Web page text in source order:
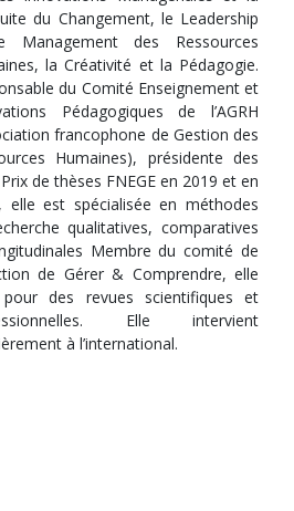
du Changement, le Leadership
des Ressources
la Créativité et la Pédagogie.
du Comité Enseignement et
Pédagogiques de l’AGRH
francophone de Gestion des
Humaines), présidente des
de thèses FNEGE en 2019 et en
elle est spécialisée en méthodes
qualitatives, comparatives
Membre du comité de
de Gérer & Comprendre, elle
des revues scientifiques et
Elle intervient
à l’international.